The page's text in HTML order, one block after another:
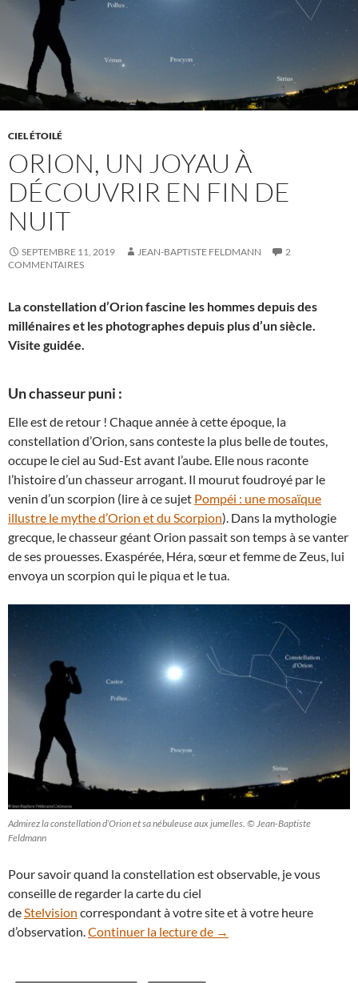
CIEL ÉTOILÉ
ORION, UN JOYAU À
DÉCOUVRIR EN FIN DE
NUIT
SEPTEMBRE 11, 2019 JEAN-BAPTISTE FELDMANN
2
COMMENTAIRES
La constellation d’Orion fascine les hommes depuis des
millénaires et les photographes depuis plus d’un siècle.
Visite guidée.
Un chasseur puni :
Elle est de retour ! Chaque année à cette époque, la
constellation d’Orion, sans conteste la plus belle de toutes,
occupe le ciel au Sud-Est avant l’aube. Elle nous raconte
l’histoire d’un chasseur arrogant. Il mourut foudroyé par le
venin d’un scorpion (lire à ce sujet Pompéi : une mosaïque
illustre le mythe d’Orion et du Scorpion). Dans la mythologie
grecque, le chasseur géant Orion passait son temps à se vanter
de ses prouesses. Exaspérée, Héra, sœur et femme de Zeus, lui
envoya un scorpion qui le piqua et le tua.
Admirez la constellation d’Orion et sa nébuleuse aux jumelles. © Jean-Baptiste
Feldmann
Pour savoir quand la constellation est observable, je vous
conseille de regarder la carte du ciel
deStelvision correspondant à votre site et à votre heure
d’observation.Continuer la lecture de Orion, un joyau à
→